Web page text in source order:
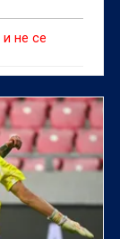
не се